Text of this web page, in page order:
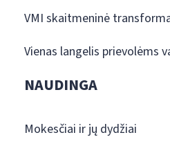
VMI skaitmeninė
Vienas langelis prievolėms
NAUDINGA
Mokesčiai ir jų dydžiai